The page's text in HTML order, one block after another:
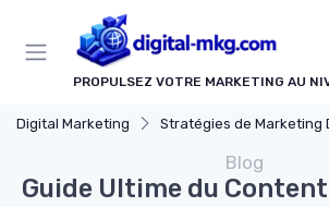
PROPULSEZ VOTRE MARKETING AU
Digital Marketing Stratégies de Marketing
Blog
Guide Ultime du
Panneau de gestion des cookies